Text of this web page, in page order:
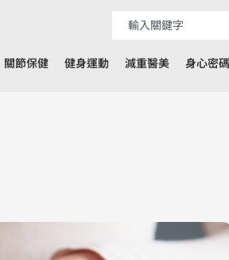
關節保健 健身運動 減重醫美 身心密碼